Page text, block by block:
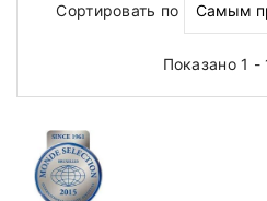
Сортировать по
Показано 1 -